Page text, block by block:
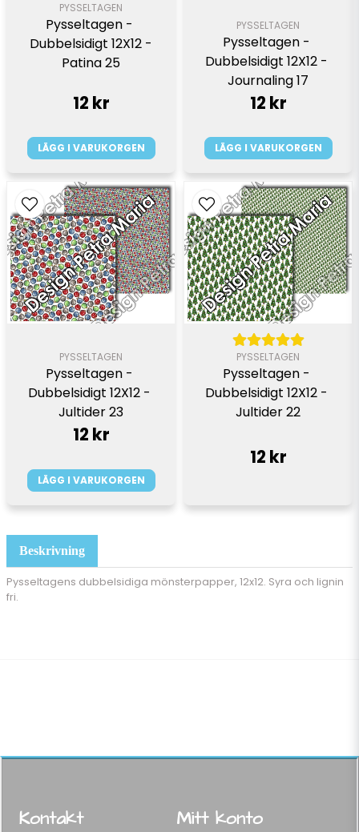
Beskrivning
Pysseltagens dubbelsidiga mönsterpapper, 12x12. Syra och lignin
fri.
PYSSELTAGEN
Pysseltagen -
Dubbelsidigt 12X12 -
Patina 25
12 kr
LÄGG I VARUKORGEN
PYSSELTAGEN
Pysseltagen -
Dubbelsidigt 12X12 -
Journaling 17
12 kr
LÄGG I VARUKORGEN
PYSSELTAGEN
Pysseltagen -
Dubbelsidigt 12X12 -
Jultider 23
12 kr
LÄGG I VARUKORGEN
PYSSELTAGEN
Pysseltagen -
Dubbelsidigt 12X12 -
Jultider 22
12 kr
Kontakt Mitt konto